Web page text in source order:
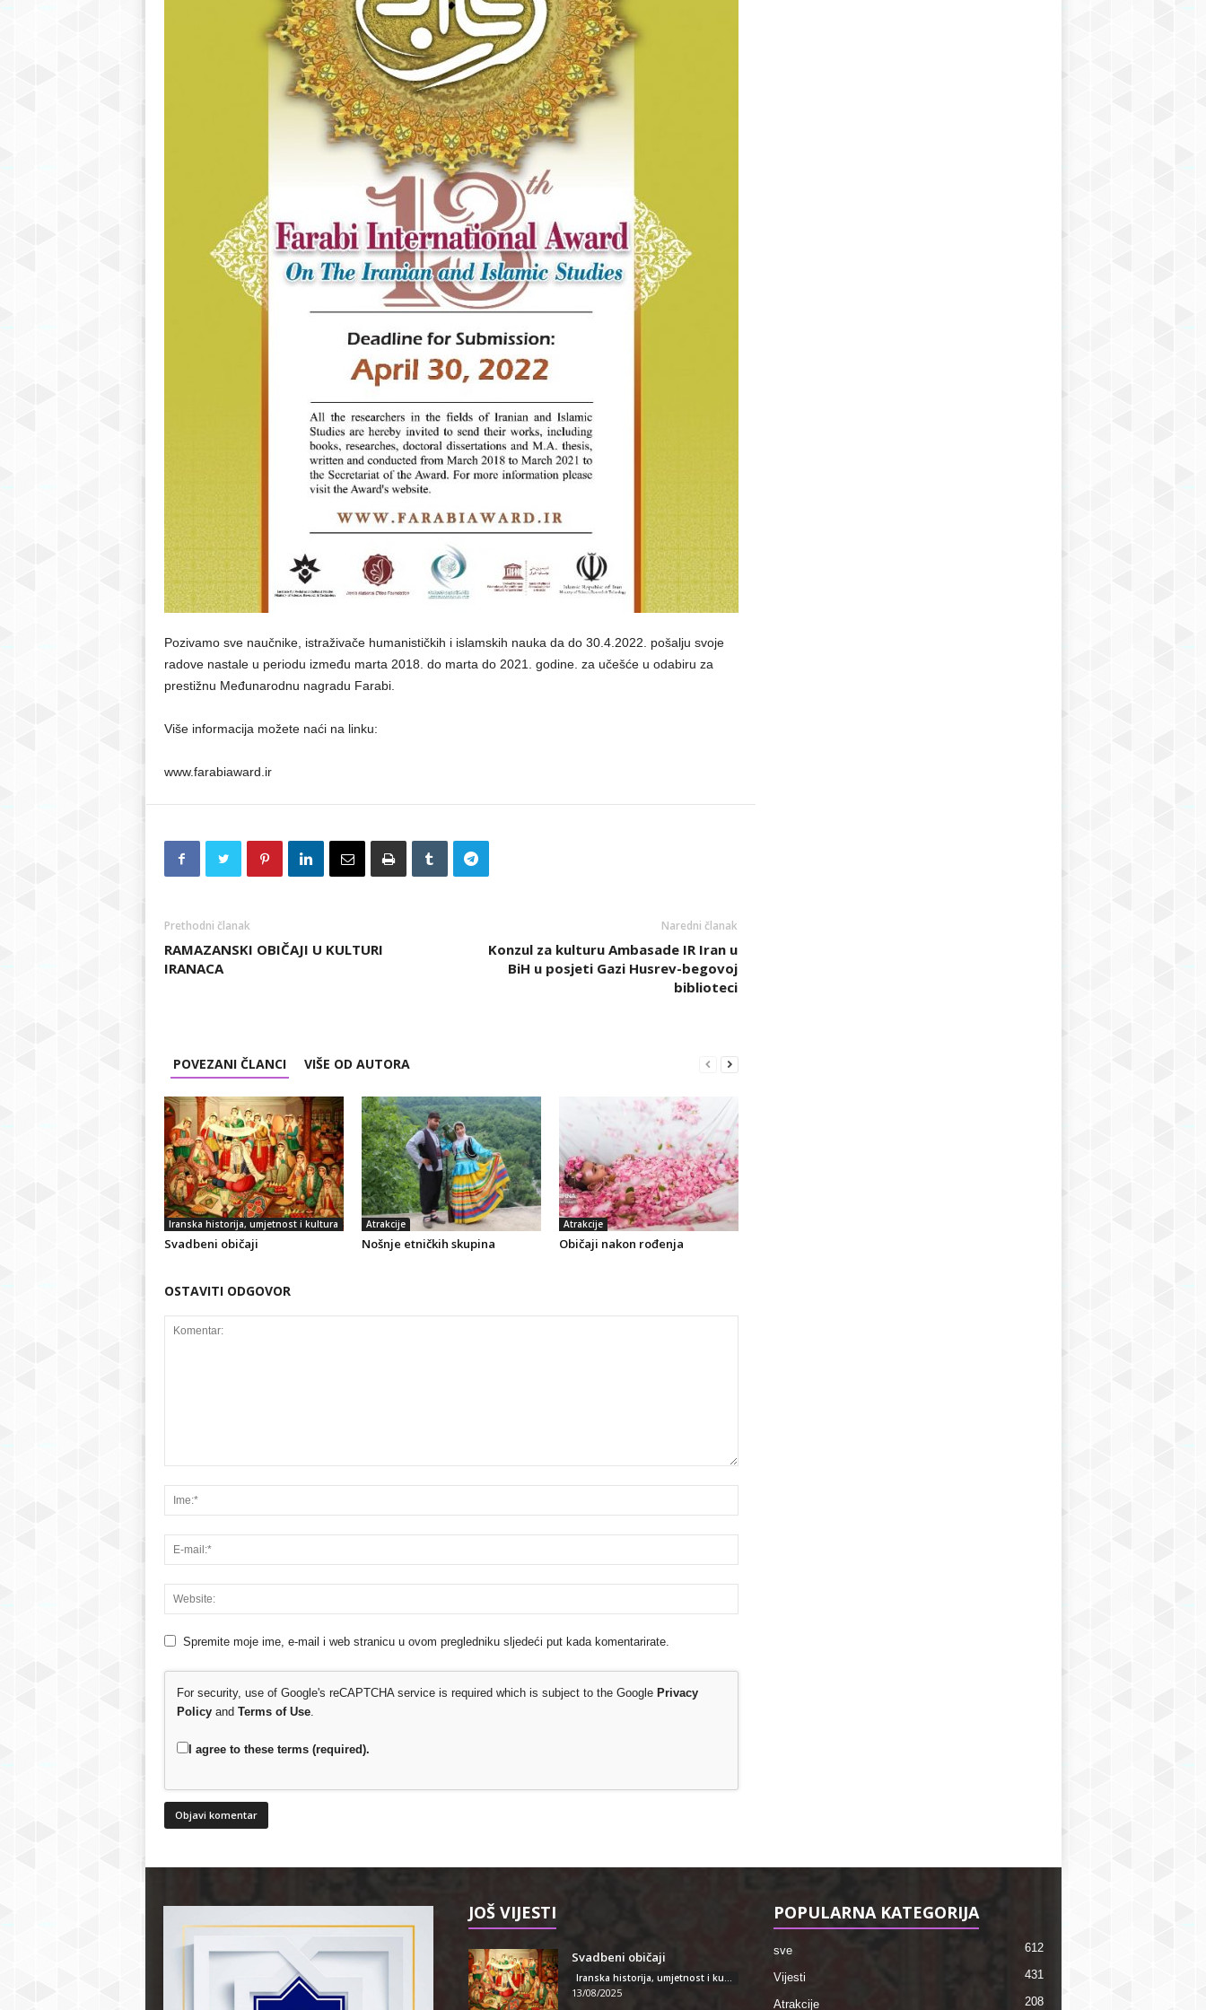
Pozivamo sve naučnike, istraživače humanističkih i islamskih nauka da do 30.4.2022. pošalju svoje
radove nastale u periodu između marta 2018. do marta do 2021. godine. za učešće u odabiru za
prestižnu Međunarodnu nagradu Farabi.
Više informacija možete naći na linku:
www.farabiaward.ir
Prethodni članak
RAMAZANSKI OBIČAJI U KULTURI
IRANACA
Naredni članak
Konzul za kulturu Ambasade IR Iran u
BiH u posjeti Gazi Husrev-begovoj
biblioteci
POVEZANI ČLANCI VIŠE OD AUTORA
Iranska historija, umjetnost i kultura
Svadbeni običaji
Atrakcije
Nošnje etničkih skupina
Atrakcije
Običaji nakon rođenja
OSTAVITI ODGOVOR
Spremite moje ime, e-mail i web stranicu u ovom pregledniku sljedeći put kada komentarirate.
For security, use of Google's reCAPTCHA service is required which is subject to the Google Privacy
Policyand Terms of Use.
I agree to these terms (required).
JOŠ VIJESTI
Svadbeni običaji
Iranska historija, umjetnost i kultura
13/08/2025
POPULARNA KATEGORIJA
sve 612
Vijesti 431
Atrakcije 208